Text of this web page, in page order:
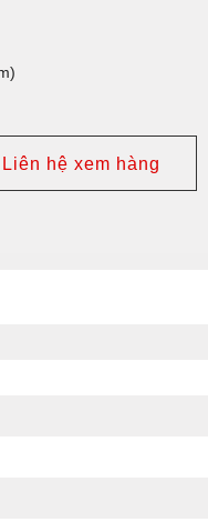
Liên hệ xem hàng